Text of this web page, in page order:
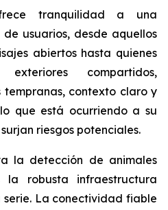
tranquilidad a una
usuarios, desde aquellos
abiertos hasta quienes
exteriores compartidos,
tempranas, contexto claro y
que está ocurriendo a su
riesgos potenciales.
la detección de animales
robusta infraestructura
La conectividad fiable